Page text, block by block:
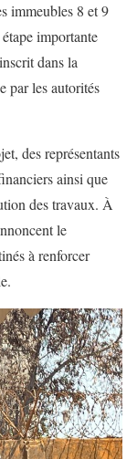
immeubles 8 et 9
importante
dans la
par les autorités
des représentants
ainsi que
des travaux. À
le
à renforcer